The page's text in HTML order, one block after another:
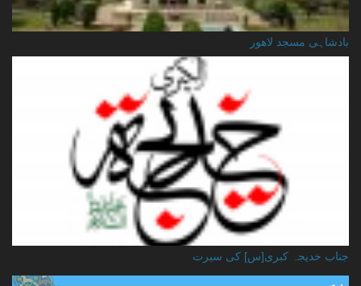
بادشاہی مسجد لاهور
جناب خدیجہ کبری[س] کی سیرت